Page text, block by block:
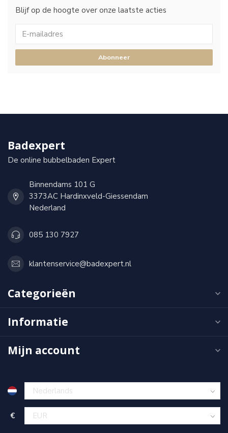
Blijf op de hoogte over onze laatste acties
Abonneer
Badexpert
De online bubbelbaden Expert
Binnendams 101 G
3373AC Hardinxveld-Giessendam
Nederland
085 130 7927
klantenservice@badexpert.nl
Categorieën
Informatie
Mijn account
€